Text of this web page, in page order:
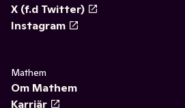
X (f.d Twitter)
Instagram
Mathem
Om Mathem
Karriär